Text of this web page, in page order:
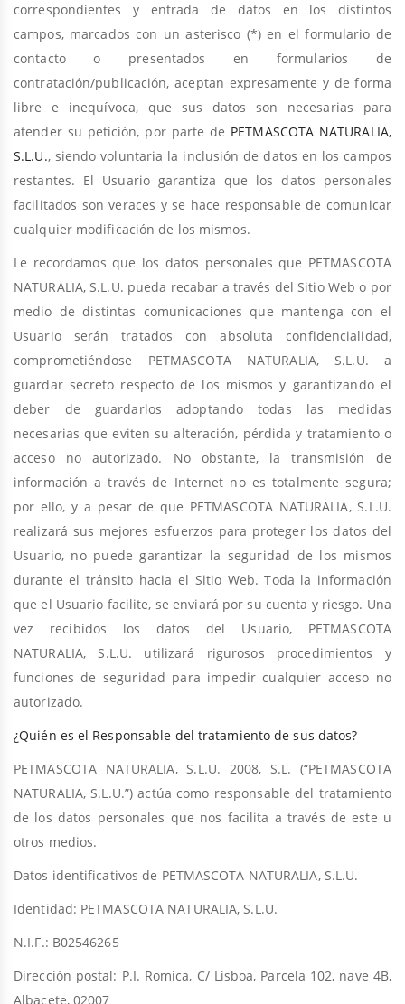
correspondientes y entrada de datos en los distintos
campos, marcados con un asterisco (*) en el formulario de
contacto o presentados en formularios de
contratación/publicación, aceptan expresamente y de forma
libre e inequívoca, que sus datos son necesarias para
atender su petición, por parte de PETMASCOTA NATURALIA,
S.L.U., siendo voluntaria la inclusión de datos en los campos
restantes. El Usuario garantiza que los datos personales
facilitados son veraces y se hace responsable de comunicar
cualquier modificación de los mismos.
Le recordamos que los datos personales que PETMASCOTA
NATURALIA, S.L.U. pueda recabar a través del Sitio Web o por
medio de distintas comunicaciones que mantenga con el
Usuario serán tratados con absoluta confidencialidad,
comprometiéndose PETMASCOTA NATURALIA, S.L.U. a
guardar secreto respecto de los mismos y garantizando el
deber de guardarlos adoptando todas las medidas
necesarias que eviten su alteración, pérdida y tratamiento o
acceso no autorizado. No obstante, la transmisión de
información a través de Internet no es totalmente segura;
por ello, y a pesar de que PETMASCOTA NATURALIA, S.L.U.
realizará sus mejores esfuerzos para proteger los datos del
Usuario, no puede garantizar la seguridad de los mismos
durante el tránsito hacia el Sitio Web. Toda la información
que el Usuario facilite, se enviará por su cuenta y riesgo. Una
vez recibidos los datos del Usuario, PETMASCOTA
NATURALIA, S.L.U. utilizará rigurosos procedimientos y
funciones de seguridad para impedir cualquier acceso no
autorizado.
¿Quién es el Responsable del tratamiento de sus datos?
PETMASCOTA NATURALIA, S.L.U. 2008, S.L. (“PETMASCOTA
NATURALIA, S.L.U.”) actúa como responsable del tratamiento
de los datos personales que nos facilita a través de este u
otros medios.
Datos identificativos de PETMASCOTA NATURALIA, S.L.U.
Identidad: PETMASCOTA NATURALIA, S.L.U.
N.I.F.: B02546265
Dirección postal: P.I. Romica, C/ Lisboa, Parcela 102, nave 4B,
Albacete, 02007